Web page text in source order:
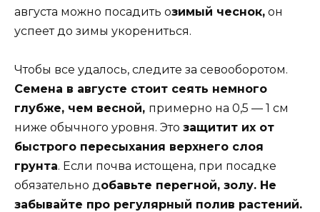
августа можно посадить озимый чеснок, он
успеет до зимы укорениться.
Чтобы все удалось, следите за севооборотом.
Семена в августе стоит сеять немного
глубже, чем весной, примерно на 0,5 — 1 см
ниже обычного уровня. Это защитит их от
быстрого пересыхания верхнего слоя
грунта. Если почва истощена, при посадке
обязательно д обавьте перегной, золу. Не
забывайте про регулярный полив растений.